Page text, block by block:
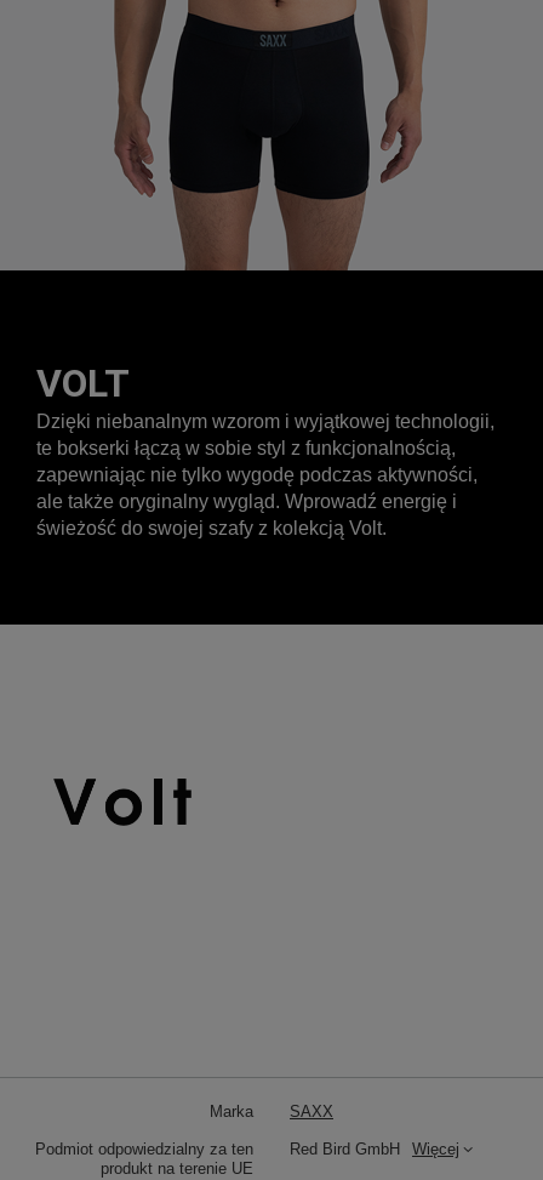
VOLT
Dzięki niebanalnym wzorom i wyjątkowej technologii,
te bokserki łączą w sobie styl z funkcjonalnością,
zapewniając nie tylko wygodę podczas aktywności,
ale także oryginalny wygląd. Wprowadź energię i
świeżość do swojej szafy z kolekcją Volt.
Marka SAXX
Podmiot odpowiedzialny za ten
produkt na terenie UE
Red Bird GmbH Więcej